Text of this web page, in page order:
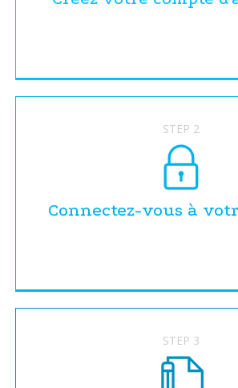
STEP 2
Connectez-vous à
STEP 3